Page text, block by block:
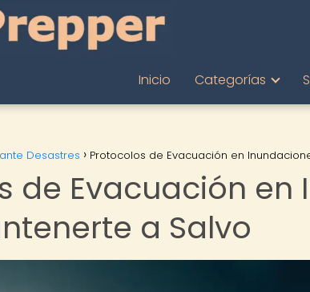
Inicio Categorías
Desastres Protocolos de Evacuación en
de Evacuación en
a Salvo